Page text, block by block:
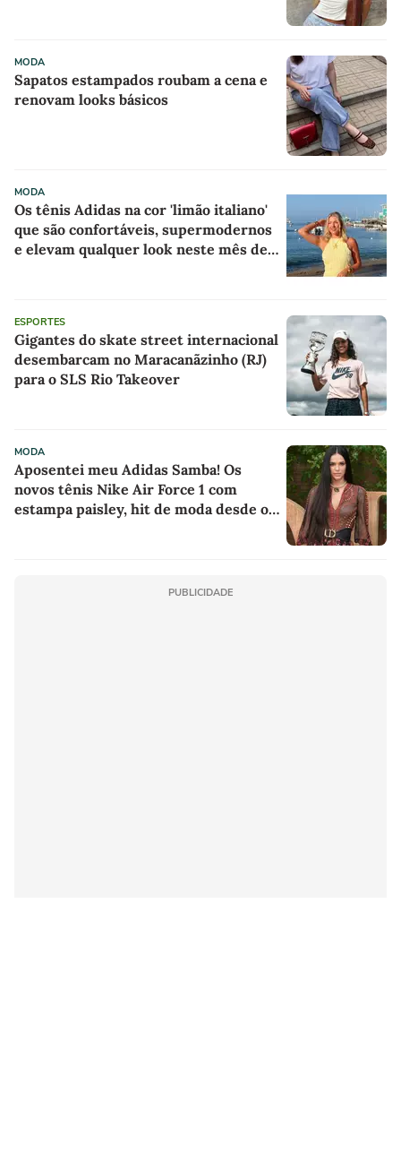
MODA
Sapatos estampados roubam a cena e
renovam looks básicos
MODA
Os tênis Adidas na cor 'limão italiano'
que são confortáveis, supermodernos
e elevam qualquer look neste mês de
ESPORTES
Gigantes do skate street internacional
desembarcam no Maracanãzinho (RJ)
para o SLS Rio Takeover
MODA
Aposentei meu Adidas Samba! Os
novos tênis Nike Air Force 1 com
estampa paisley, hit de moda desde os
PUBLICIDADE